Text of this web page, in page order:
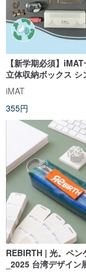
【新学期必須】
立体収納ボックス シ
DIY折りたたみ式 組み
iMAT
355円
REBIRTH | 光。ペン
_2025 台湾デザイン